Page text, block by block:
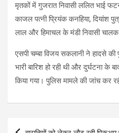
मृतकों में गुजरात निवासी ललित भाई
काजल पत्नी प्रियंक कनहिया, दियांश
लाल और हिमाचल के मंडी निवासी
एसपी चम्बा विजय सकलानी ने हादसे
भारी बारिश हो रही थी और दुर्घटना के
किया गया। पुलिस मामले की जांच कर
Post